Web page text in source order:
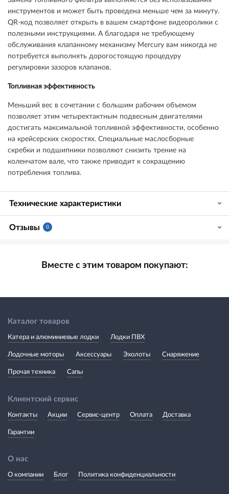
инструментов и может быть проведена меньше чем за минуту.
QR-код позволяет открыть в вашем смартфоне видеоролики с
полезными инструкциями. А благодаря не требующему
обслуживания клапанному механизму Mercury вам никогда не
потребуется выполнять дорогостоящую процедуру
регулировки зазоров клапанов.
Топливная эффективность
Меньший вес в сочетании с большим рабочим объемом
позволяет этим четырехтактным подвесным двигателями
достигать максимальной топливной эффективности, особенно
на крейсерских скоростях. Специальные маслосборные
скребки и подшипники позволяют снизить трение на
коленчатом вале, что также приводит к сокращению
потребления топлива.
Технические характеристики
Отзывы 0
Вместе с этим товаром покупают:
Каталог товаров
Катера и алюминиевые лодки Лодки ПВХ
Лодочные моторы Аксессуары Эхолоты Снаряжение
Прочая техника Сапы
Клиентский сервис
Контакты Акции Сервис-центр Оплата Доставка
Гарантии
О нас
О компании Блог Политика конфиденциальности